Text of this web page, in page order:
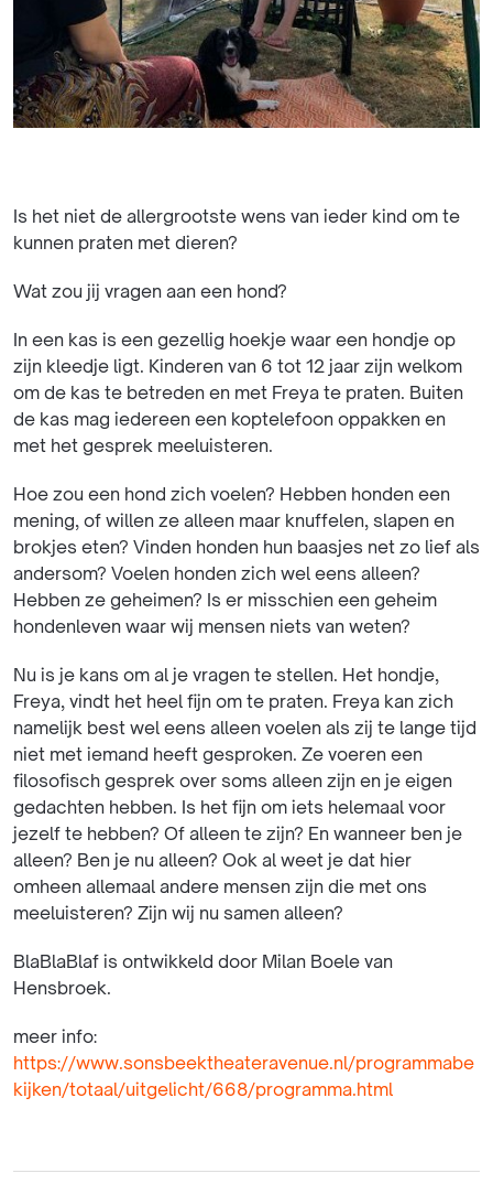
Is het niet de allergrootste wens van ieder kind om te
kunnen praten met dieren?
Wat zou jij vragen aan een hond?
In een kas is een gezellig hoekje waar een hondje op
zijn kleedje ligt. Kinderen van 6 tot 12 jaar zijn welkom
om de kas te betreden en met Freya te praten. Buiten
de kas mag iedereen een koptelefoon oppakken en
met het gesprek meeluisteren.
Hoe zou een hond zich voelen? Hebben honden een
mening, of willen ze alleen maar knuffelen, slapen en
brokjes eten? Vinden honden hun baasjes net zo lief als
andersom? Voelen honden zich wel eens alleen?
Hebben ze geheimen? Is er misschien een geheim
hondenleven waar wij mensen niets van weten?
Nu is je kans om al je vragen te stellen. Het hondje,
Freya, vindt het heel fijn om te praten. Freya kan zich
namelijk best wel eens alleen voelen als zij te lange tijd
niet met iemand heeft gesproken. Ze voeren een
filosofisch gesprek over soms alleen zijn en je eigen
gedachten hebben. Is het fijn om iets helemaal voor
jezelf te hebben? Of alleen te zijn? En wanneer ben je
alleen? Ben je nu alleen? Ook al weet je dat hier
omheen allemaal andere mensen zijn die met ons
meeluisteren? Zijn wij nu samen alleen?
BlaBlaBlaf is ontwikkeld door Milan Boele van
Hensbroek.
meer info:
https://www.sonsbeektheateravenue.nl/programmabe
kijken/totaal/uitgelicht/668/programma.html